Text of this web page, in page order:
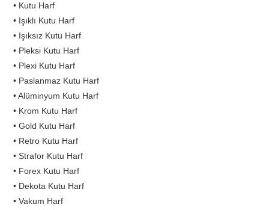
• Kutu Harf
• Işıklı Kutu Harf
• Işıksız Kutu Harf
• Pleksi Kutu Harf
• Plexi Kutu Harf
• Paslanmaz Kutu Harf
• Alüminyum Kutu Harf
• Krom Kutu Harf
• Gold Kutu Harf
• Retro Kutu Harf
• Strafor Kutu Harf
• Forex Kutu Harf
• Dekota Kutu Harf
• Vakum Harf